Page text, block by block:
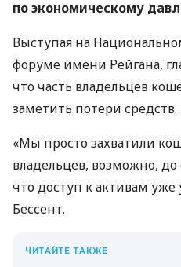
по экономическому
Выступая на
форуме имени Рейгана,
что часть владельцев
заметить потери средств.
«Мы просто захватили
владельцев, возможно,
что доступ к активам уже
Бессент.
ЧИТАЙТЕ ТАКЖЕ